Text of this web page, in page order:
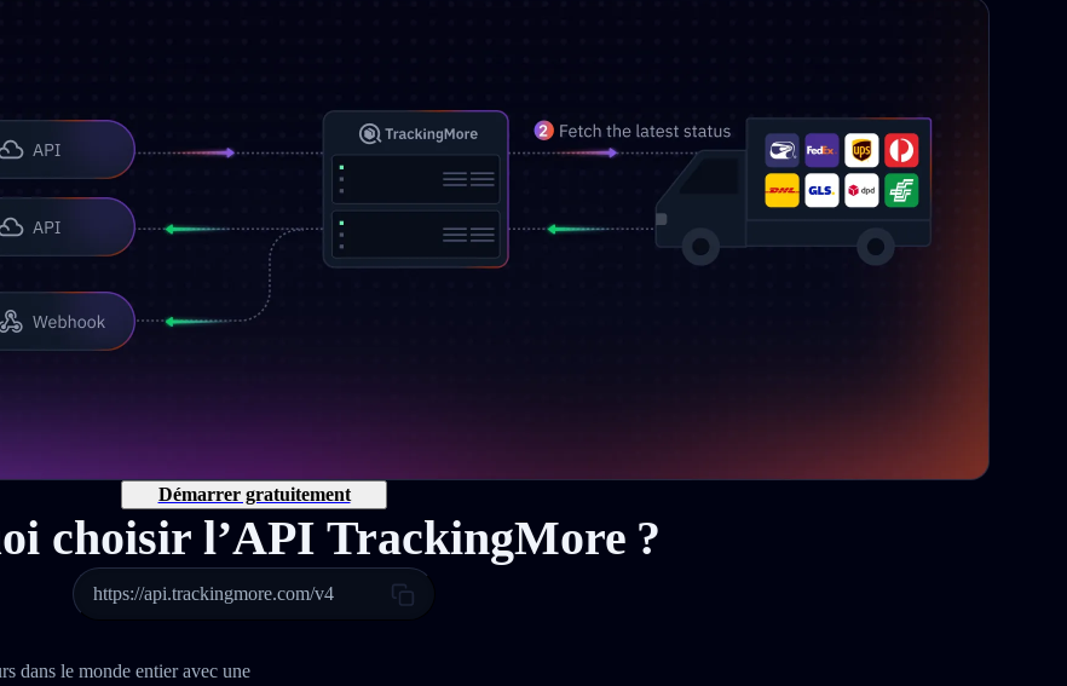
Démarrer gratuitement
choisir l’API TrackingMore ?
https://api.trackingmore.com/v4
dans le monde entier avec une